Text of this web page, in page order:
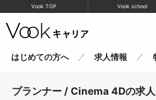
Vook TOP Vook school
はじめての方へ 求人情報
プランナー / Cinema 4Dの求人